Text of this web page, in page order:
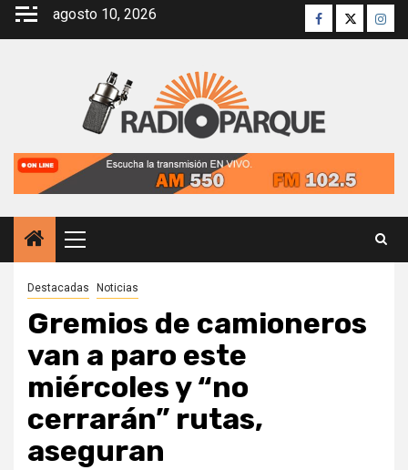
Saltar
agosto 10, 2026 Facebook
Twitter
Menú
principal
Destacadas Noticias
Gremios de camioneros
van a paro este
miércoles y “no
cerrarán” rutas,
aseguran